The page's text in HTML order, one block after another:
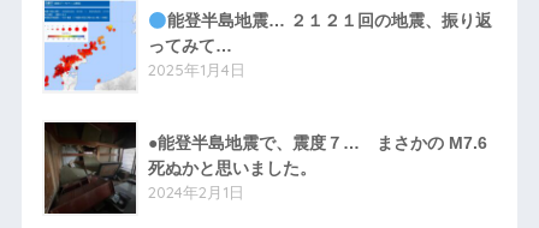
能登半島地震… ２１２１回の地震、振り返
ってみて…
2025年1月4日
●能登半島地震で、震度７… まさかの M7.6
死ぬかと思いました。
2024年2月1日